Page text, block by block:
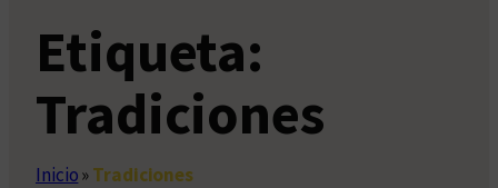
Etiqueta:
Tradiciones
Inicio»Tradiciones